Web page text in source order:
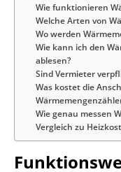
Wie funktionieren
Welche Arten von
Wo werden
Wie kann ich den
ablesen?
Sind Vermieter
Was kostet die
Wie genau messen
Vergleich zu